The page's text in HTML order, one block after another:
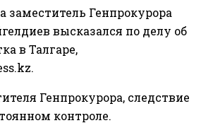
заместитель Генпрокурора
высказался по делу об
в Талгаре,
Генпрокурора, следствие
контроле.